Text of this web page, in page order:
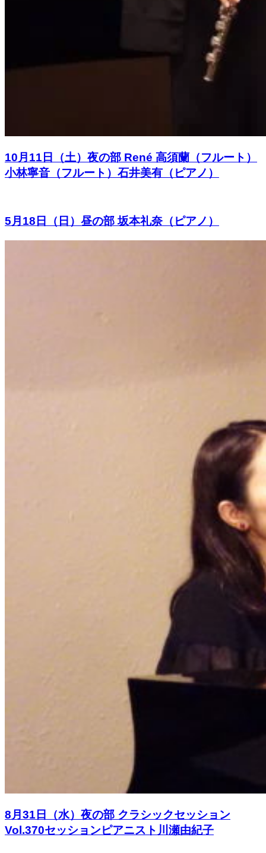
10月11日（土）夜の部 René 高須蘭（フルート）
小林寧音（フルート）石井美有（ピアノ）
5月18日（日）昼の部 坂本礼奈（ピアノ）
8月31日（水）夜の部 クラシックセッション
Vol.370セッションピアニスト川瀬由紀子